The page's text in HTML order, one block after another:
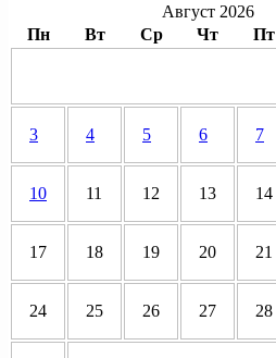
Август 2026
Пн
Вт Ср Чт Пт
3 4 5 6 7
10 11 12 13 14
17 18 19 20 21
24 25 26 27 28